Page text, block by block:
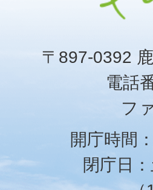
〒897-0392
電話
フ
開庁時間
閉庁日